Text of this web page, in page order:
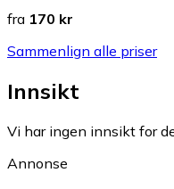
fra 170 kr
Sammenlign alle priser
Innsikt
Vi har ingen innsikt for
Annonse